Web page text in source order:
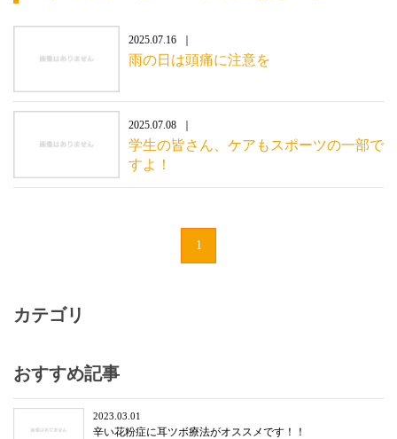
2025.07.16
雨の日は頭痛に注意を
2025.07.08
学生の皆さん、ケアもスポーツの一部で
すよ！
1
カテゴリ
おすすめ記事
2023.03.01
辛い花粉症に耳ツボ療法がオススメです！！